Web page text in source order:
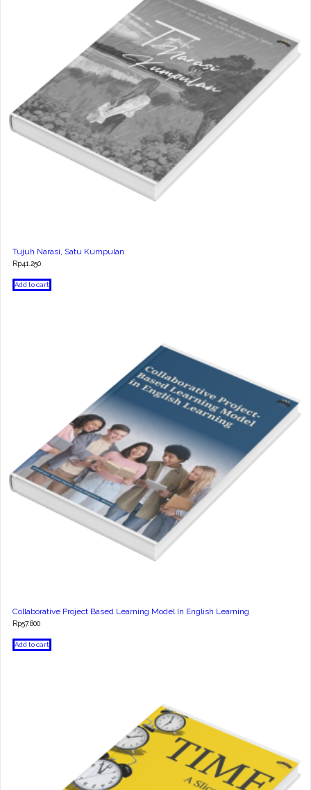
Tujuh Narasi, Satu Kumpulan
Rp41.250
Add to cart
Collaborative Project Based Learning Model In English Learning
Rp57.800
Add to cart